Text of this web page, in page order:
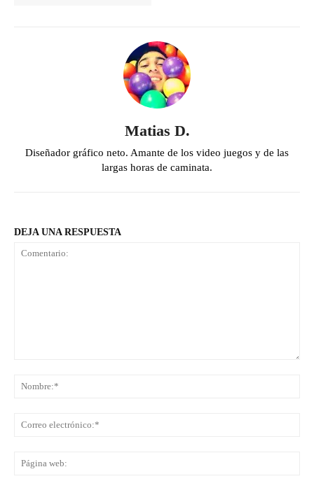
Matias D.
Diseñador gráfico neto. Amante de los video juegos y de las
largas horas de caminata.
DEJA UNA RESPUESTA